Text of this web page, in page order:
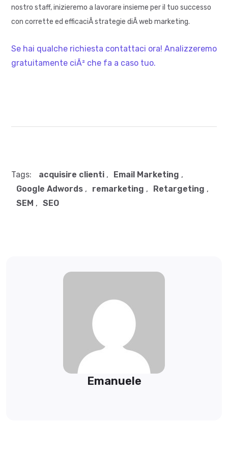
nostro staff, inizieremo a lavorare insieme per il tuo successo
con corrette ed efficaciÂ strategie diÂ web marketing.
Se hai qualche richiesta contattaci ora! Analizzeremo
gratuitamente ciÃ² che fa a caso tuo.
Tags: acquisire clienti , Email Marketing ,
Google Adwords , remarketing , Retargeting ,
SEM , SEO
Emanuele